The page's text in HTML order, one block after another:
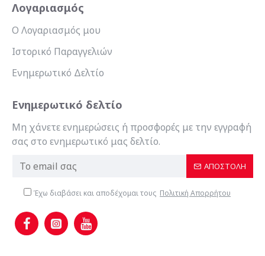
Λογαριασμός
Ο Λογαριασμός μου
Ιστορικό Παραγγελιών
Ενημερωτικό Δελτίο
Ενημερωτικό δελτίο
Μη χάνετε ενημερώσεις ή προσφορές με την εγγραφή
σας στο ενημερωτικό μας δελτίο.
ΑΠΟΣΤΟΛΉ
Έχω διαβάσει και αποδέχομαι τους Πολιτική Απορρήτου